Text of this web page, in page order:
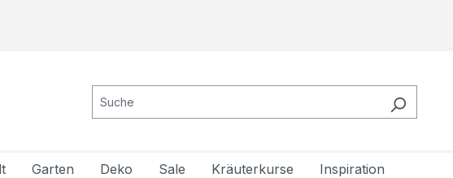
Garten Deko Sale Kräuterkurse Inspiration